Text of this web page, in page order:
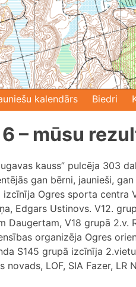
kalendārs Biedri
– mūsu
kauss” pulcēja 303
gan bērni, jaunieši,
Ogres sporta centra
Edgars Ustinovs. V12.
Daugertam, V18 grupā 2.v.
organizēja Ogres
S145 grupā izcīnīja
LOF, SIA Fazer, LR